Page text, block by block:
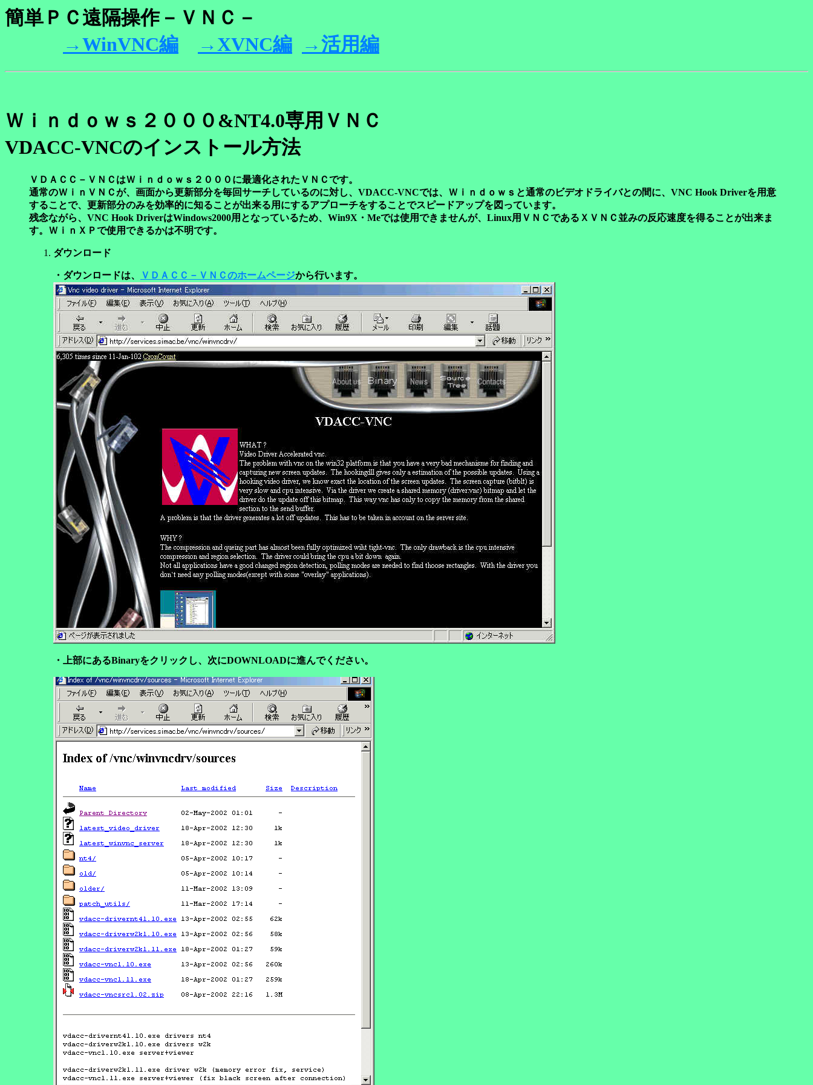
簡単ＰＣ遠隔操作－ＶＮＣ－
→WinVNC編
→XVNC編 →活用編
Ｗｉｎｄｏｗｓ２０００&NT4.0専用ＶＮＣ
VDACC-VNCのインストール方法
ＶＤＡＣＣ－ＶＮＣはＷｉｎｄｏｗｓ２０００に最適化されたＶＮＣです。
通常のＷｉｎＶＮＣが、画面から更新部分を毎回サーチしているのに対し、VDACC-VNCでは、Ｗｉｎｄｏｗｓと通常のビデオドライバとの間に、VNC Hook Driverを用意
することで、更新部分のみを効率的に知ることが出来る用にするアプローチをすることでスピードアップを図っています。
残念ながら、VNC Hook DriverはWindows2000用となっているため、Win9X・Meでは使用できませんが、Linux用ＶＮＣであるＸＶＮＣ並みの反応速度を得ることが出来ま
す。ＷｉｎＸＰで使用できるかは不明です。
ダウンロード
・ダウンロードは、 ＶＤＡＣＣ－ＶＮＣのホームページから行います。
・上部にあるBinaryをクリックし、次にDOWNLOADに進んでください。